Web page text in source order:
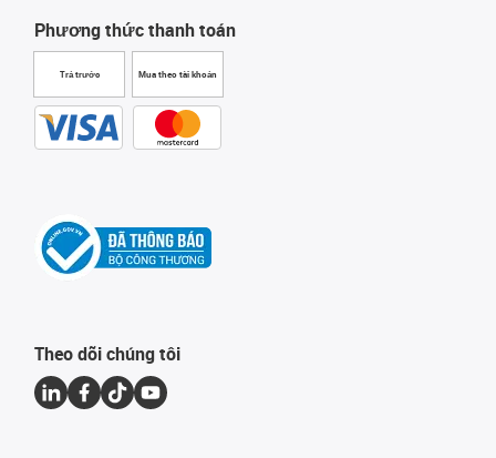
Phương thức thanh toán
Trả trước Mua theo tài khoản
Theo dõi chúng tôi